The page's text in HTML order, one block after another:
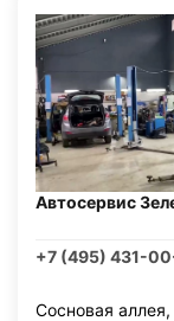
Автосервис
+7 (495) 431-
Сосновая